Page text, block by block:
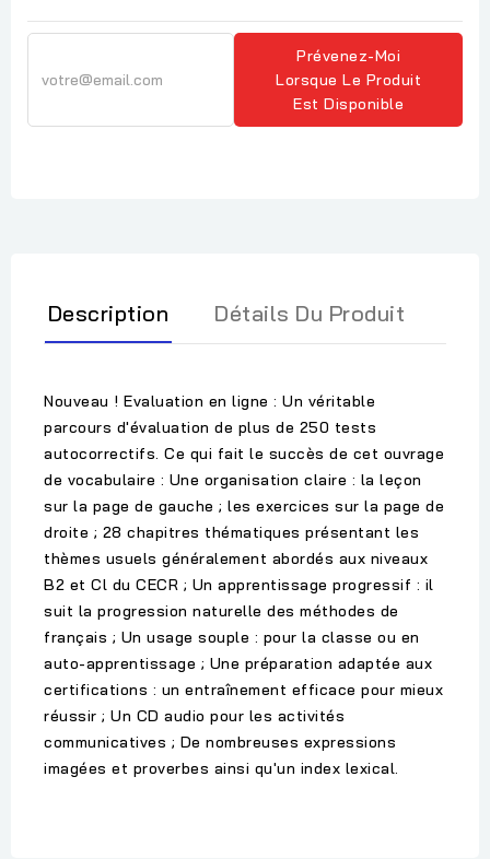
Prévenez-Moi
Lorsque Le Produit
Est Disponible
Description Détails Du Produit
Nouveau ! Evaluation en ligne : Un véritable
parcours d'évaluation de plus de 250 tests
autocorrectifs. Ce qui fait le succès de cet ouvrage
de vocabulaire : Une organisation claire : la leçon
sur la page de gauche ; les exercices sur la page de
droite ; 28 chapitres thématiques présentant les
thèmes usuels généralement abordés aux niveaux
B2 et Cl du CECR ; Un apprentissage progressif : il
suit la progression naturelle des méthodes de
français ; Un usage souple : pour la classe ou en
auto-apprentissage ; Une préparation adaptée aux
certifications : un entraînement efficace pour mieux
réussir ; Un CD audio pour les activités
communicatives ; De nombreuses expressions
imagées et proverbes ainsi qu'un index lexical.